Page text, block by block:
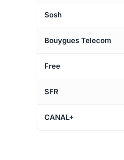
Sosh
Bouygues Telecom
Free
SFR
CANAL+